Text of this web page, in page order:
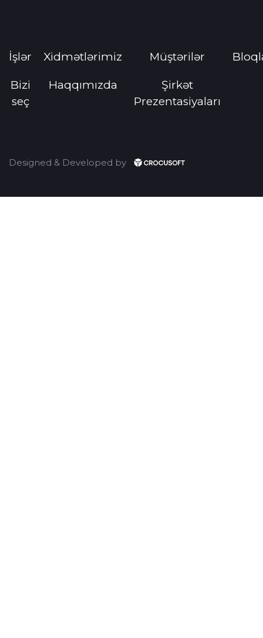
İşlər Xidmətlərimiz Müştərilər
Bizi
seç
Haqqımızda
Şirkət
Prezentasiyaları
Designed & Developed by